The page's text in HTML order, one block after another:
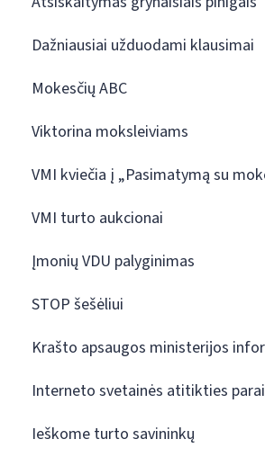
Dažniausiai užduodami klausimai
Mokesčių ABC
Viktorina moksleiviams
VMI kviečia į „Pasimatymą su
VMI turto aukcionai
Įmonių VDU palyginimas
STOP šešėliui
Krašto apsaugos ministerijos
Interneto svetainės atitikties
Ieškome turto savininkų